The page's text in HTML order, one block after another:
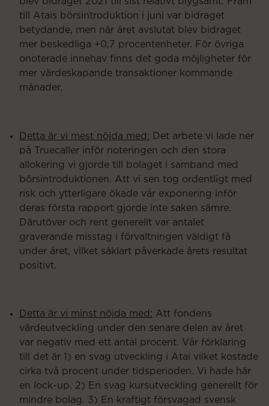
till Atais börsintroduktion i juni var bidraget
betydande, men när året avslutat blev bidraget
mer beskedliga +0,7 procentenheter. För övriga
onoterade innehav finns det goda möjligheter för
mer värdeskapande transaktioner kommande
månader.
Detta är vi mest nöjda med: Det arbete vi lade ner
på Truecaller inför noteringen och den stora
allokering vi gjorde till bolaget i samband med
börsintroduktionen. Att vi sen tog ordentligt med
risk och ytterligare ökade vår exponering inför
deras första rapport gjorde inte saken sämre.
Därutöver och rent generellt var antalet
graverande misstag i förvaltningen väldigt få
under året, vilket såklart påverkade årets resultat
positivt.
Detta är vi minst nöjda med: Att fondens
värdeutveckling under den senare delen av året
var negativ med ett antal procent. Vår förklaring
till det är 1) en svag utveckling i Atai vilket kostade
cirka två procent under tidsperioden. Vi hade här
en lock-up. 2) En svag kursutveckling generellt för
mindre bolag. 3) En kraftigt försvagad svensk